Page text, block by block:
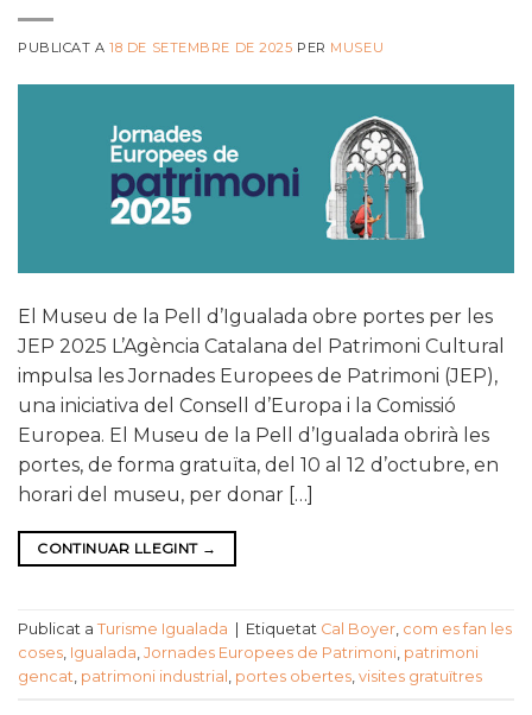
PUBLICAT A18 DE SETEMBRE DE 2025 PER MUSEU
El Museu de la Pell d’Igualada obre portes per les
JEP 2025 L’Agència Catalana del Patrimoni Cultural
impulsa les Jornades Europees de Patrimoni (JEP),
una iniciativa del Consell d’Europa i la Comissió
Europea. El Museu de la Pell d’Igualada obrirà les
portes, de forma gratuïta, del 10 al 12 d’octubre, en
horari del museu, per donar […]
CONTINUAR LLEGINT →
Publicat a Turisme Igualada Etiquetat Cal Boyer, com es fan les
coses, Igualada, Jornades Europees de Patrimoni, patrimoni
gencat, patrimoni industrial , portes obertes, visites gratuïtres